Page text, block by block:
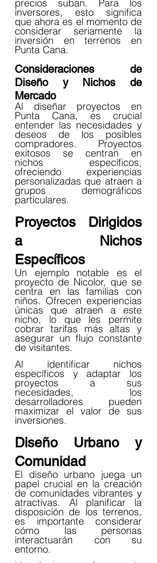
precios suban. Para los
inversores, esto significa
que ahora es el momento de
considerar seriamente la
inversión en terrenos en
Punta Cana.
Consideraciones de
Diseño y Nichos de
Mercado
Al diseñar proyectos en
Punta Cana, es crucial
entender las necesidades y
deseos de los posibles
compradores. Proyectos
exitosos se centran en
nichos específicos,
ofreciendo experiencias
personalizadas que atraen a
grupos demográficos
particulares.
Proyectos Dirigidos
a Nichos
Específicos
Un ejemplo notable es el
proyecto de Nicolor, que se
centra en las familias con
niños. Ofrecen experiencias
únicas que atraen a este
nicho, lo que les permite
cobrar tarifas más altas y
asegurar un flujo constante
de visitantes.
Al identificar nichos
específicos y adaptar los
proyectos a sus
necesidades, los
desarrolladores pueden
maximizar el valor de sus
inversiones.
Diseño Urbano y
Comunidad
El diseño urbano juega un
papel crucial en la creación
de comunidades vibrantes y
atractivas. Al planificar la
disposición de los terrenos,
es importante considerar
cómo las personas
interactuarán con su
entorno.